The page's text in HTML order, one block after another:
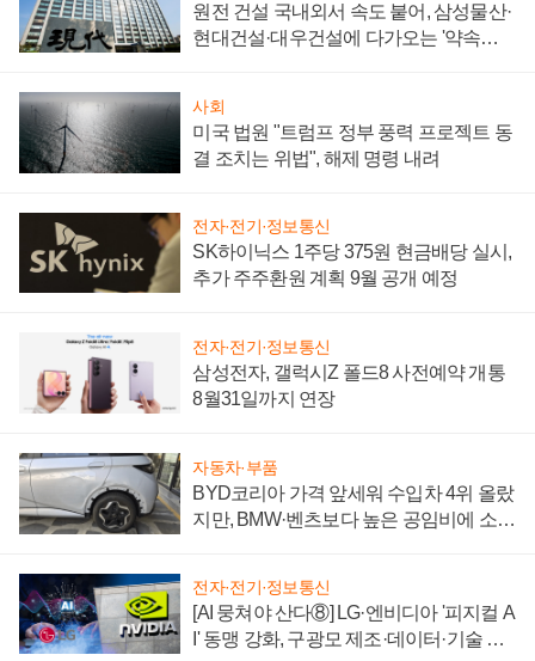
원전 건설 국내외서 속도 붙어, 삼성물산·
현대건설·대우건설에 다가오는 '약속의
사회
미국 법원 "트럼프 정부 풍력 프로젝트 동
결 조치는 위법", 해제 명령 내려
전자·전기·정보통신
SK하이닉스 1주당 375원 현금배당 실시,
추가 주주환원 계획 9월 공개 예정
전자·전기·정보통신
삼성전자, 갤럭시Z 폴드8 사전예약 개통
8월31일까지 연장
자동차·부품
BYD코리아 가격 앞세워 수입차 4위 올랐
지만, BMW·벤츠보다 높은 공임비에 소비
전자·전기·정보통신
[AI 뭉쳐야 산다⑧] LG·엔비디아 '피지컬 A
I' 동맹 강화, 구광모 제조·데이터·기술 결